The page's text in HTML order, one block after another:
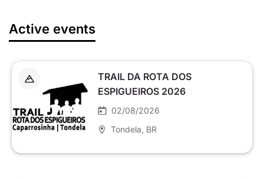
Active events
TRAIL DA ROTA DOS
ESPIGUEIROS 2026
02/08/2026
Tondela , BR